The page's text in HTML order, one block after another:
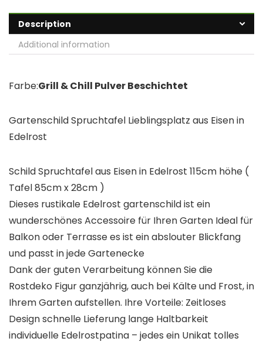
Description
Additional information
Farbe:Grill & Chill Pulver Beschichtet
Gartenschild Spruchtafel Lieblingsplatz aus Eisen in
Edelrost
Schild Spruchtafel aus Eisen in Edelrost 115cm höhe (
Tafel 85cm x 28cm )
Dieses rustikale Edelrost gartenschild ist ein
wunderschönes Accessoire für Ihren Garten Ideal für
Balkon oder Terrasse es ist ein abslouter Blickfang
und passt in jede Gartenecke
Dank der guten Verarbeitung können Sie die
Rostdeko Figur ganzjährig, auch bei Kälte und Frost, in
Ihrem Garten aufstellen. Ihre Vorteile: Zeitloses
Design schnelle Lieferung lange Haltbarkeit
individuelle Edelrostpatina – jedes ein Unikat tolles